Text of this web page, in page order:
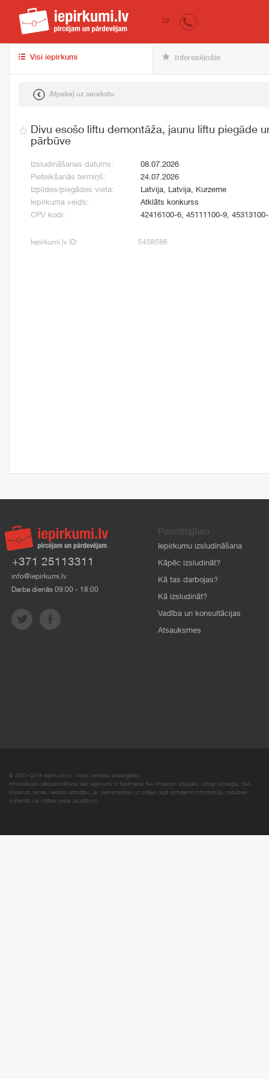
iepirkumi.lv
LV
Visi iepirkumi Interesējošie
Atpakaļ uz sarakstu
Divu esošo liftu demontāža, jaunu liftu piegāde
pārbūve
Izsludināšanas datums:
08.07.2026
Pieteikšanās termiņš:
24.07.2026
Izpildes/piegādes vieta:
Latvija, Latvija, Kurzeme
Iepirkuma veids:
Atklāts konkurss
CPV kodi:
42416100-6, 45111100-9,
Iepirkumi.lv ID: 5458586
+371 25113311
info@iepirkumi.lv
Darba dienās 09:00 - 18:00
Pasūtītājiem
Iepirkumu izsludināšana
Kāpēc izsludināt?
Kā tas darbojas?
Kā izsludināt?
Vadība un konsultācijas
Atsauksmes
© 2007–2018 Iepirkumi.lv. Visas tiesības aizsargātas.
Informācijas pārpublicēšana bez iepirkumi.lv īpašnieka SIA Imperum atļaujas, stingri aizliegta. SIA
Imperum nenes nekādu atbildību, ja, pamatojoties uz mājas lapā atrodamo informāciju, radušies
materiāli vai citāda veida zaudējumi.